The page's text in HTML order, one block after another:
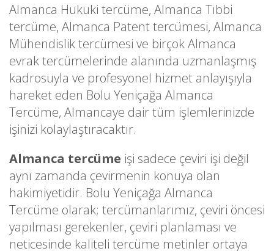
Almanca Hukuki tercüme, Almanca Tıbbi
tercüme, Almanca Patent tercümesi, Almanca
Mühendislik tercümesi ve birçok Almanca
evrak tercümelerinde alanında uzmanlaşmış
kadrosuyla ve profesyonel hizmet anlayışıyla
hareket eden Bolu Yeniçağa Almanca
Tercüme, Almancaye dair tüm işlemlerinizde
işinizi kolaylaştıracaktır.
Almanca tercüme işi sadece çeviri işi değil
aynı zamanda çevirmenin konuya olan
hakimiyetidir. Bolu Yeniçağa Almanca
Tercüme olarak; tercümanlarımız, çeviri öncesi
yapılması gerekenler, çeviri planlaması ve
neticesinde kaliteli tercüme metinler ortaya